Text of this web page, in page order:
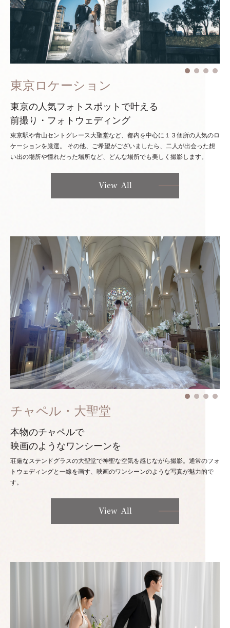
東京ロケーション
東京の人気フォトスポットで叶える
前撮り・フォトウェディング
東京駅や青山セントグレース大聖堂など、都内を中心に１３個所の人気のロ
ケーションを厳選。 その他、ご希望がございましたら、二人が出会った想
い出の場所や憧れだった場所など、どんな場所でも美しく撮影します。
View All
チャペル・大聖堂
本物のチャペルで
映画のようなワンシーンを
荘厳なステンドグラスの大聖堂で神聖な空気を感じながら撮影。通常のフォ
トウェディングと一線を画す、映画のワンシーンのような写真が魅力的で
す。
View All